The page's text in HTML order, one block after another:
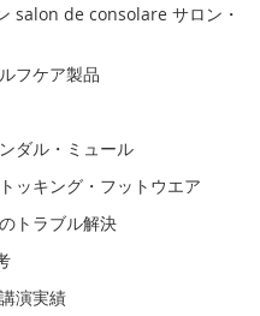
salon de consolare サロン・
フケア製品
ダル・ミュール
ッキング・フットウエア
トラブル解決
演実績